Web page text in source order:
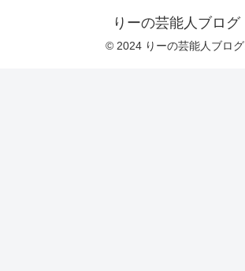
りーの芸能人ブログ
© 2024 りーの芸能人ブログ.